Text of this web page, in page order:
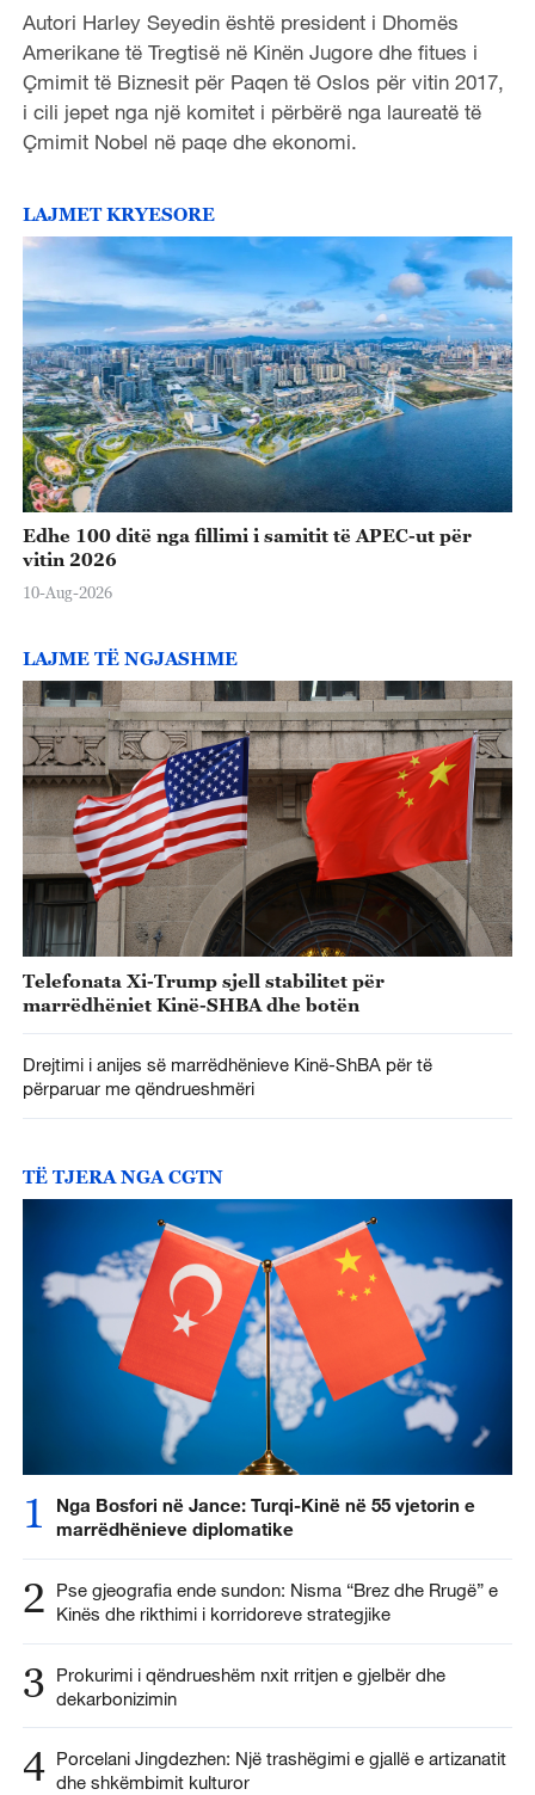
Autori Harley Seyedin është president i Dhomës
Amerikane të Tregtisë në Kinën Jugore dhe fitues i
Çmimit të Biznesit për Paqen të Oslos për vitin 2017,
i cili jepet nga një komitet i përbërë nga laureatë të
Çmimit Nobel në paqe dhe ekonomi.
LAJMET KRYESORE
Edhe 100 ditë nga fillimi i samitit të APEC-ut për
vitin 2026
10-Aug-2026
LAJME TË NGJASHME
Telefonata Xi-Trump sjell stabilitet për
marrëdhëniet Kinë-SHBA dhe botën
Drejtimi i anijes së marrëdhënieve Kinë-ShBA për të
përparuar me qëndrueshmëri
TË TJERA NGA CGTN
1
Nga Bosfori në Jance: Turqi-Kinë në 55 vjetorin e
marrëdhënieve diplomatike
2
Pse gjeografia ende sundon: Nisma “Brez dhe Rrugë” e
Kinës dhe rikthimi i korridoreve strategjike
3
Prokurimi i qëndrueshëm nxit rritjen e gjelbër dhe
dekarbonizimin
4 Porcelani Jingdezhen: Një trashëgimi e gjallë e artizanatit
dhe shkëmbimit kulturor